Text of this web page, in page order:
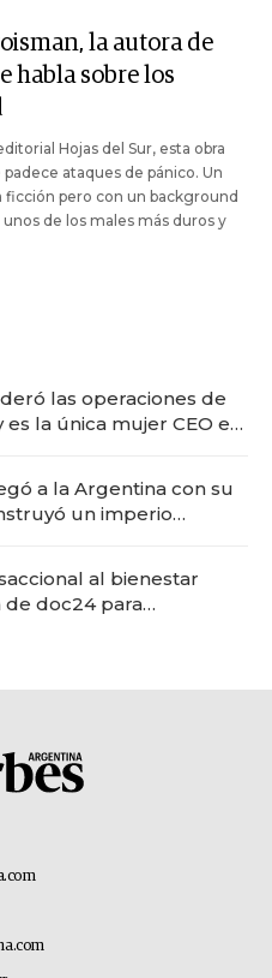
la autora de
habla sobre los
Hojas del Sur, esta obra
ataques de pánico. Un
pero con un background
de los males más duros y
las operaciones de
es la única mujer CEO en
a la Argentina con su
un imperio
al bienestar
doc24 para